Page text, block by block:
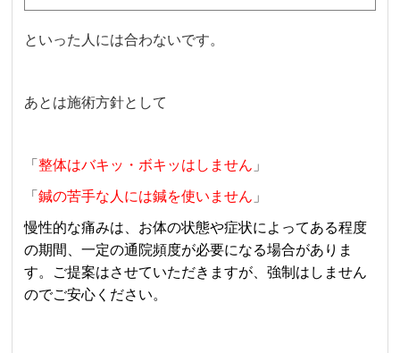
といった人には合わないです。
あとは施術方針として
「整体はバキッ・ボキッはしません 」
「鍼の苦手な人には鍼を使いません 」
慢性的な痛みは、お体の状態や症状によってある程度
の期間、一定の通院頻度が必要になる場合がありま
す。ご提案はさせていただきますが、強制はしません
のでご安心ください。